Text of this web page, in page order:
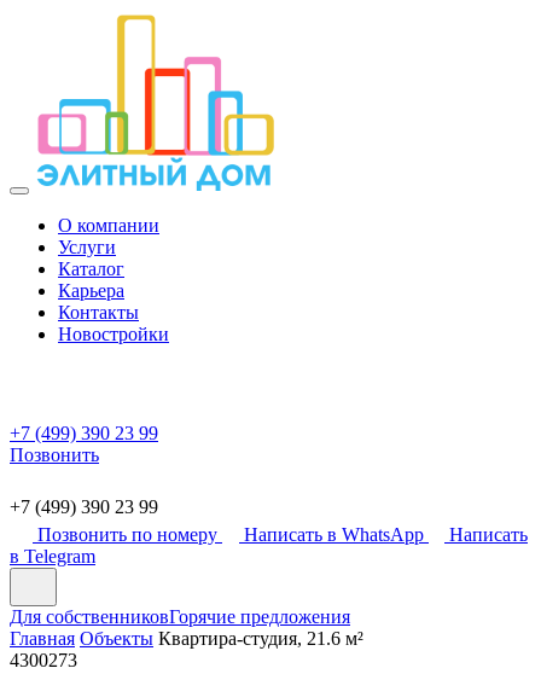
О компании
Услуги
Каталог
Карьера
Контакты
Новостройки
+7 (499) 390 23 99
Позвонить
+7 (499) 390 23 99
Позвонить по номеру
Написать в WhatsApp
Написать
в Telegram
Для собственниковГорячие предложения
Главная Объекты Квартира-студия, 21.6 м²
4300273